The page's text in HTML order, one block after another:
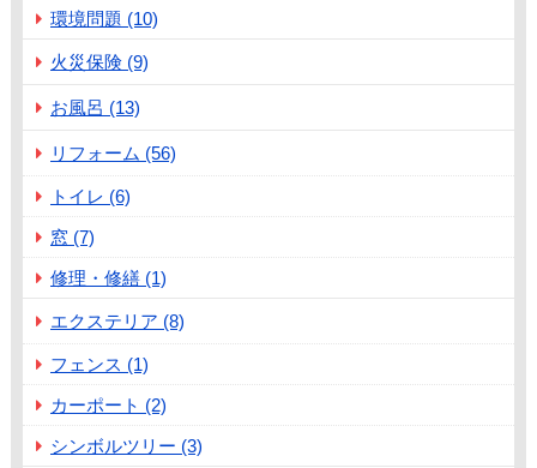
環境問題 (10)
火災保険 (9)
お風呂 (13)
リフォーム (56)
トイレ (6)
窓 (7)
修理・修繕 (1)
エクステリア (8)
フェンス (1)
カーポート (2)
シンボルツリー (3)